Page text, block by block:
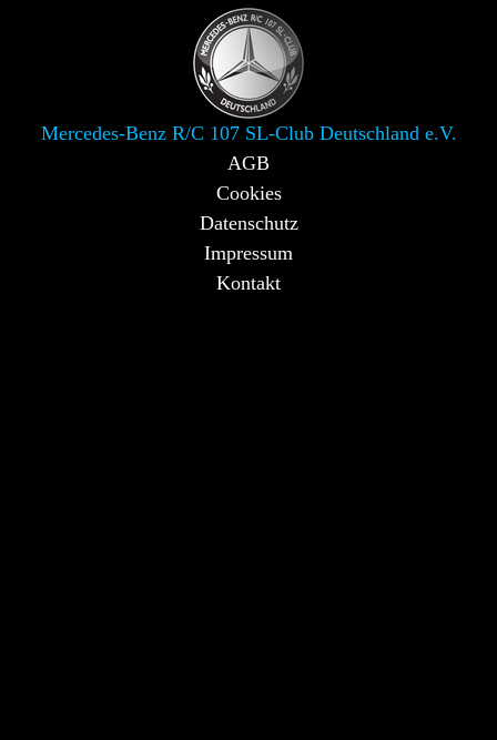
Mercedes-Benz R/C 107 SL-Club Deutschland e.V.
AGB
Cookies
Datenschutz
Impressum
Kontakt